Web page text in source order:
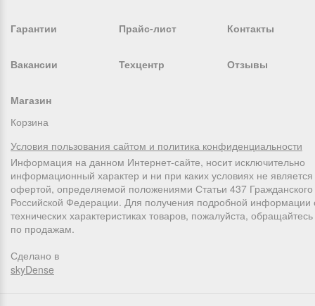
Гарантии Прайс-лист Контакты
Вакансии Техцентр Отзывы
Магазин
Корзина
Условия пользования сайтом и политика конфиденциальности
Информация на данном Интернет-сайте, носит исключительно
информационный характер и ни при каких условиях не
офертой, определяемой положениями Статьи 437 Гражданского
Российской Федерации. Для получения подробной информации
технических характеристиках товаров, пожалуйста,
по продажам.
Сделано в
skyDense